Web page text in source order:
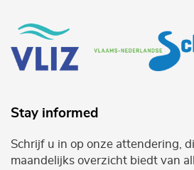
Stay informed
Schrijf u in op onze attendering,
maandelijks overzicht biedt van